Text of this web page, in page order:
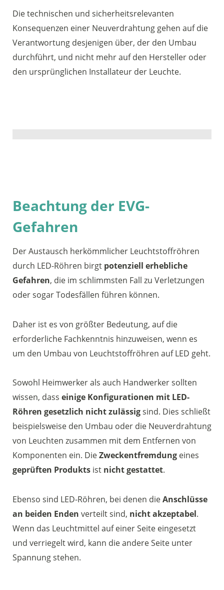
Die technischen und sicherheitsrelevanten
Konsequenzen einer Neuverdrahtung gehen auf die
Verantwortung desjenigen über, der den Umbau
durchführt, und nicht mehr auf den Hersteller oder
den ursprünglichen Installateur der Leuchte.
Beachtung der EVG-
Gefahren
Der Austausch herkömmlicher Leuchtstoffröhren
durch LED-Röhren birgt potenziell erhebliche
Gefahren, die im schlimmsten Fall zu Verletzungen
oder sogar Todesfällen führen können.
Daher ist es von größter Bedeutung, auf die
erforderliche Fachkenntnis hinzuweisen, wenn es
um den Umbau von Leuchtstoffröhren auf LED geht.
Sowohl Heimwerker als auch Handwerker sollten
wissen, dass einige Konfigurationen mit LED-
Röhren gesetzlich nicht zulässigsind. Dies schließt
beispielsweise den Umbau oder die Neuverdrahtung
von Leuchten zusammen mit dem Entfernen von
Komponenten ein. DieZweckentfremdung eines
geprüften Produkts ist nicht gestattet.
Ebenso sind LED-Röhren, bei denen dieAnschlüsse
an beiden Enden verteilt sind, nicht akzeptabel.
Wenn das Leuchtmittel auf einer Seite eingesetzt
und verriegelt wird, kann die andere Seite unter
Spannung stehen.